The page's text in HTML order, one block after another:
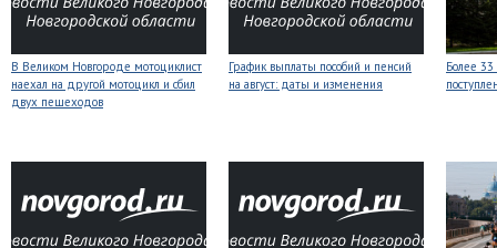
В Великом Новгороде мотоциклист
наехал на другой мотоцикл и сбил
двух пешеходов
График выплаты пособий и пенсий
на август: даты и изменения
Более 33